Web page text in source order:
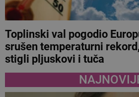
Toplinski val pogodio
srušen temperaturni
stigli pljuskovi i tuča